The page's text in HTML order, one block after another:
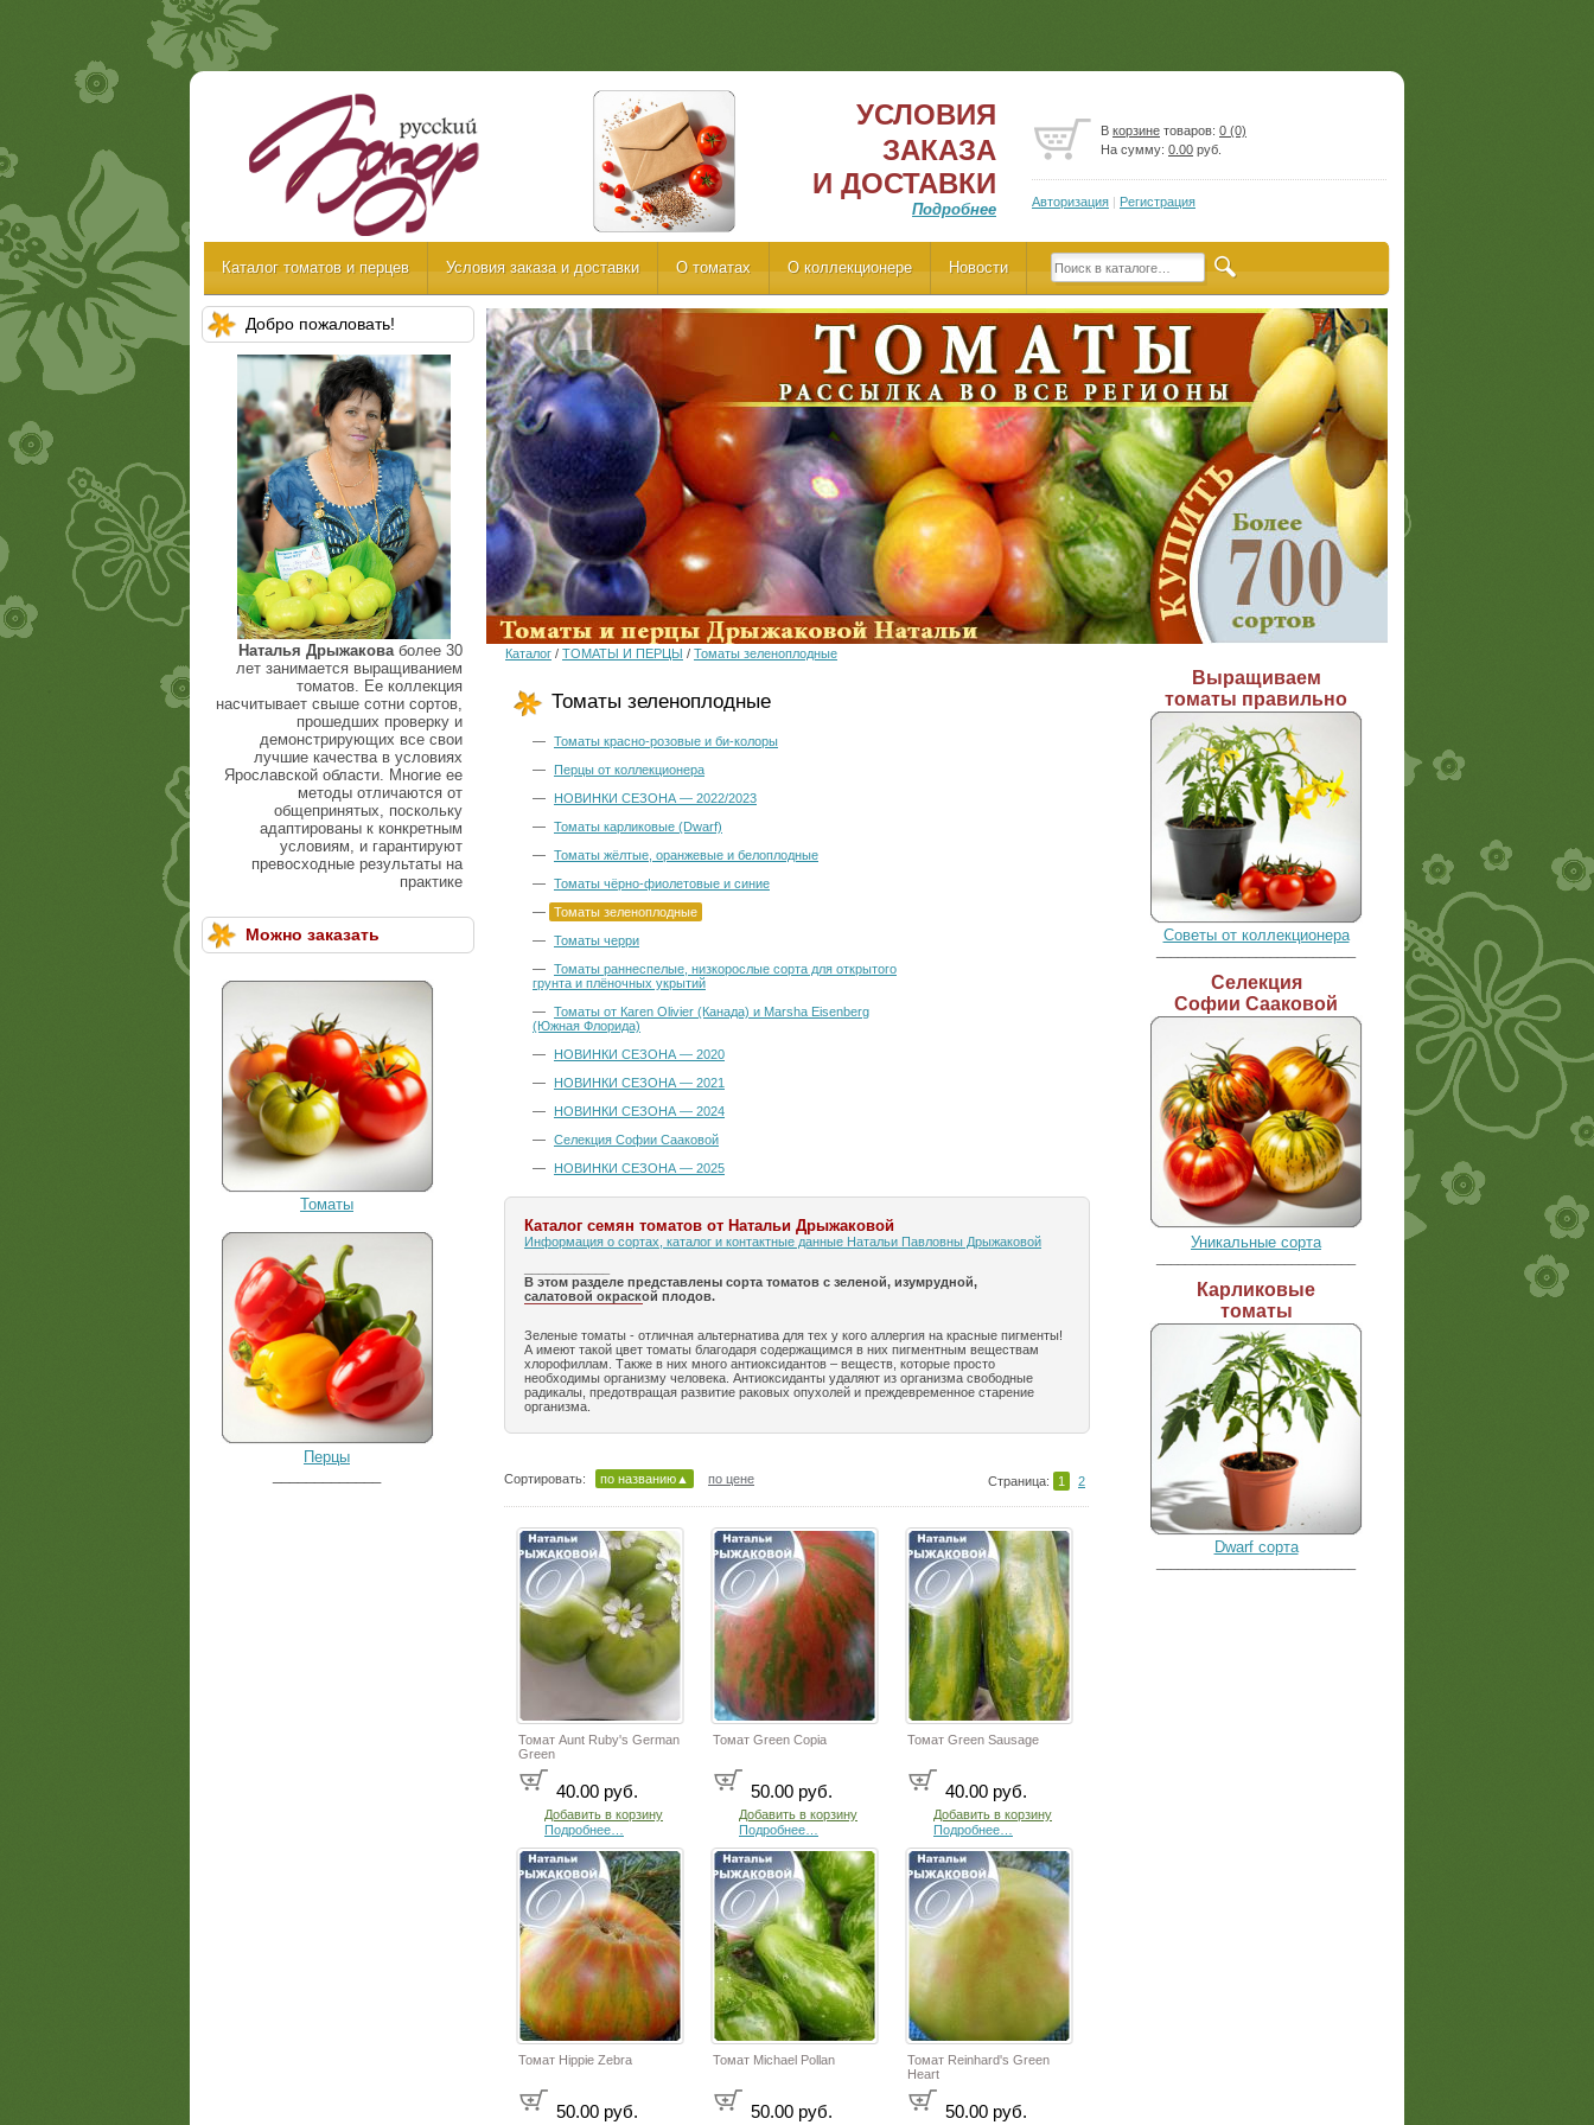
В корзине товаров: 0 (0)
На сумму: 0.00 руб.
УСЛОВИЯ
ЗАКАЗА
И ДОСТАВКИ
Подробнее Авторизация | Регистрация
Каталог томатов и перцев Условия заказа и доставки О томатах О коллекционере Новости
Добро пожаловать!
Наталья Дрыжаковаболее 30
лет занимается выращиванием
томатов. Ее коллекция
насчитывает свыше сотни сортов,
прошедших проверку и
демонстрирующих все свои
лучшие качества в условиях
Ярославской области. Многие ее
методы отличаются от
общепринятых, поскольку
адаптированы к конкретным
условиям, и гарантируют
превосходные результаты на
практике
Можно заказать
Томаты
Перцы
Каталог / ТОМАТЫ И ПЕРЦЫ / Томаты зеленоплодные
Томаты зеленоплодные
— Томаты красно-розовые и би-колоры
—
Перцы от коллекционера
—
НОВИНКИ СЕЗОНА — 2022/2023
— Томаты карликовые (Dwarf)
— Томаты жёлтые, оранжевые и белоплодные
— Томаты чёрно-фиолетовые и синие
— Томаты зеленоплодные
— Томаты черри
— Томаты раннеспелые, низкорослые сорта для открытого
грунта и плёночных укрытий
— Томаты от Кaren Olivier (Канада) и Marsha Eisenberg
(Южная Флорида)
—
НОВИНКИ СЕЗОНА — 2020
—
НОВИНКИ СЕЗОНА — 2021
—
НОВИНКИ СЕЗОНА — 2024
— Селекция Софии Сааковой
—
НОВИНКИ СЕЗОНА — 2025
Каталог семян томатов от Натальи Дрыжаковой
Информация о сортах, каталог и контактные данные Натальи Павловны Дрыжаковой
В этом разделе представлены сорта томатов с зеленой, изумрудной,
салатовой окраской плодов.
Зеленые томаты - отличная альтернатива для тех у кого аллергия на красные пигменты!
А имеют такой цвет томаты благодаря содержащимся в них пигментным веществам
хлорофиллам. Также в них много антиоксидантов – веществ, которые просто
необходимы организму человека. Антиоксиданты удаляют из организма свободные
радикалы, предотвращая развитие раковых опухолей и преждевременное старение
организма.
Сортировать: по названию▲ по цене Страница: 1 2
Томат Aunt Ruby's German
Green
40.00 руб.
Добавить в корзину
Подробнее…
Томат Green Copia
50.00 руб.
Добавить в корзину
Подробнее…
Томат Green Sausage
40.00 руб.
Добавить в корзину
Подробнее…
Томат Hippie Zebra
50.00 руб.
Томат Michael Pollan
50.00 руб.
Томат Reinhard's Green
Heart
50.00 руб.
Выращиваем
томаты правильно
Советы от коллекционера
Селекция
Софии Сааковой
Уникальные сорта
Карликовые
томаты
Dwarf сорта